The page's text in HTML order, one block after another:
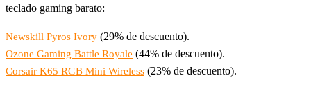
teclado gaming barato:
Newskill Pyros Ivory (29% de descuento).
Ozone Gaming Battle Royale (44% de descuento).
Corsair K65 RGB Mini Wireless (23% de descuento).